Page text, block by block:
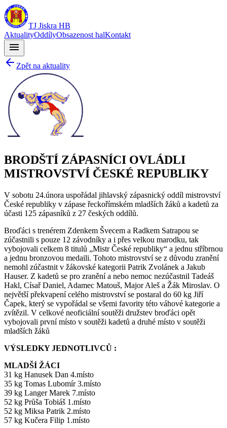
TJ Jiskra HB
AktualityOddílyObsazenost halKontakt
menu
Zpět na aktuality
BRODŠTÍ ZÁPASNÍCI OVLÁDLI
MISTROVSTVÍ ČESKÉ REPUBLIKY
V sobotu 24.února uspořádal jihlavský zápasnický oddíl mistrovství
České republiky v zápase řeckořímském mladších žáků a kadetů za
účasti 125 zápasníků z 27 českých oddílů.
Broďáci s trenérem Zdenkem Švecem a Radkem Satrapou se
zúčastnili s pouze 12 závodníky a i přes velkou marodku, tak
vybojovali celkem 8 titulů „Mistr České republiky“ a jednu stříbrnou
a jednu bronzovou medaili. Tohoto mistrovství se z důvodu zranění
nemohl zúčastnit v žákovské kategorii Patrik Zvolánek a Jakub
Hauser. Z kadetů se pro zranění a nebo nemoc nezúčastnil Tadeáš
Hakl, Císař Daniel, Adamec Matouš, Major Aleš a Žák Miroslav. O
největší překvapení celého mistrovství se postaral do 60 kg Jiří
Čapek, který se vypořádal se všemi favority této váhové kategorie a
zvítězil. V celkové neoficiální soutěži družstev broďáci opět
vybojovali první místo v soutěži kadetů a druhé místo v soutěži
mladších žáků
VÝSLEDKY JEDNOTLIVCŮ :
MLADŠÍ ŽÁCI
31 kg Hanusek Dan 4.místo
35 kg Tomas Lubomír 3.místo
39 kg Langer Marek 7.místo
52 kg Průša Tobiáš 1.místo
52 kg Miksa Patrik 2.místo
57 kg Kučera Filip 1.místo